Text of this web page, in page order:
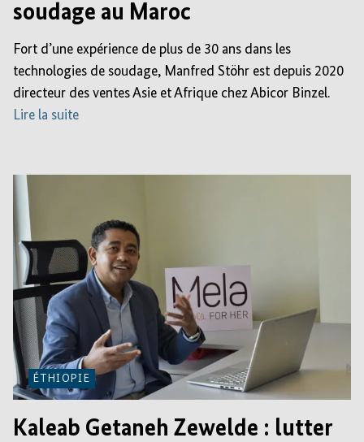
soudage au Maroc
Fort d’une expérience de plus de 30 ans dans les
technologies de soudage, Manfred Stöhr est depuis 2020
directeur des ventes Asie et Afrique chez Abicor Binzel.
Lire la suite
ÉTHIOPIE
Kaleab Getaneh Zewelde : lutter